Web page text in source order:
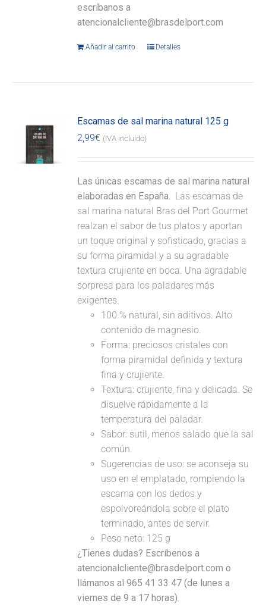
escríbanos a
atencionalcliente@brasdelport.com
Añadir al carrito Detalles
Escamas de sal marina natural 125 g
2,99€ (IVA incluido)
Las únicas escamas de sal marina natural
elaboradas en España. Las escamas de
sal marina natural Bras del Port Gourmet
realzan el sabor de tus platos y aportan
un toque original y sofisticado, gracias a
su forma piramidal y a su agradable
textura crujiente en boca. Una agradable
sorpresa para los paladares más
exigentes.
100 % natural, sin aditivos. Alto
contenido de magnesio.
Forma: preciosos cristales con
forma piramidal definida y textura
fina y crujiente.
Textura: crujiente, fina y delicada. Se
disuelve rápidamente a la
temperatura del paladar.
Sabor: sutil, menos salado que la sal
común.
Sugerencias de uso: se aconseja su
uso en el emplatado, rompiendo la
escama con los dedos y
espolvoreándola sobre el plato
terminado, antes de servir.
Peso neto: 125 g
¿Tienes dudas? Escríbenos a
atencionalcliente@brasdelport.com o
llámanos al 965 41 33 47 (de lunes a
viernes de 9 a 17 horas).